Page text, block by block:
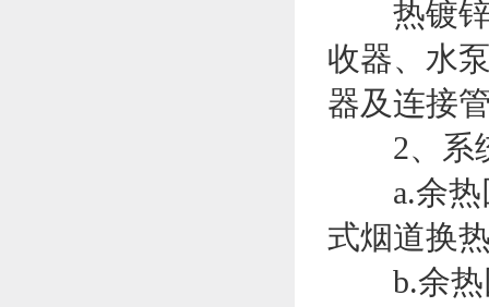
热镀锌
收器、水
器及连接
2、系
a.余热回
式烟道换
b.余热回